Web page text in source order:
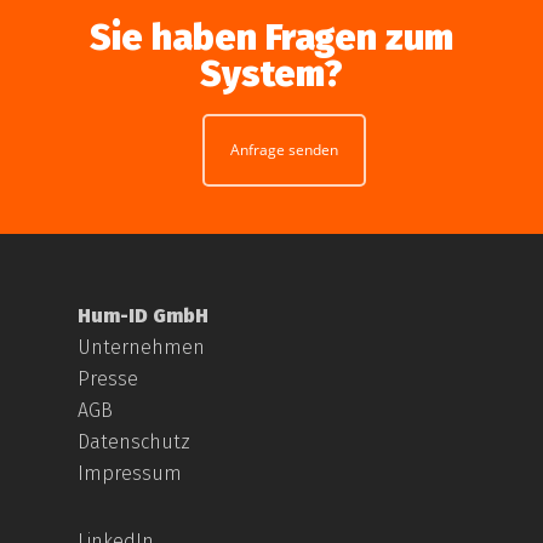
Sie haben Fragen zum
System?
Anfrage senden
Hum-ID GmbH
Unternehmen
Presse
AGB
Datenschutz
Impressum